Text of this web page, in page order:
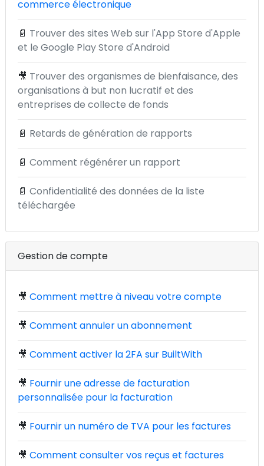
commerce électronique
📄 Trouver des sites Web sur l'App Store d'Apple
et le Google Play Store d'Android
🎥 Trouver des organismes de bienfaisance, des
organisations à but non lucratif et des
entreprises de collecte de fonds
📄 Retards de génération de rapports
📄 Comment régénérer un rapport
📄 Confidentialité des données de la liste
téléchargée
Gestion de compte
🎥 Comment mettre à niveau votre compte
🎥 Comment annuler un abonnement
🎥 Comment activer la 2FA sur BuiltWith
🎥 Fournir une adresse de facturation
personnalisée pour la facturation
🎥 Fournir un numéro de TVA pour les factures
🎥 Comment consulter vos reçus et factures